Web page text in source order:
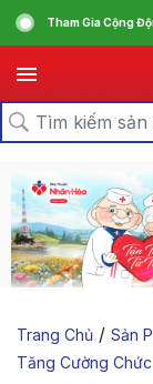
Tham Gia Cộng
Trang Chủ / Sản
Tăng Cường